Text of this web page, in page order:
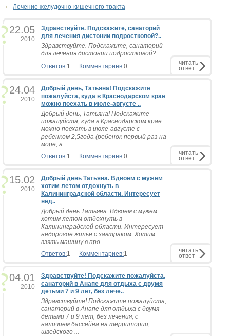
Лечение желудочно-кишечного тракта
22.05
2010
Здравствуйте. Подскажите, санаторий
для лечения дистонии подростковой?..
Здравствуйте. Подскажите, санаторий
для лечения дистонии подростковой?...
Ответов:1 Комментариев:0 читать
ответ
24.04
2010
Добрый день, Татьяна! Подскажите
пожалуйста, куда в Краснодарском крае
можно поехать в июле-августе ..
Добрый день, Татьяна! Подскажите
пожалуйста, куда в Краснодарском крае
можно поехать в июле-августе с
ребенком 2,5года (ребенок первый раз на
море, а ...
Ответов:1 Комментариев:0 читать
ответ
15.02
2010
Добрый день Татьяна. Вдвоем с мужем
хотим летом отдохнуть в
Калининградской области. Интересует
нед..
Добрый день Татьяна. Вдвоем с мужем
хотим летом отдохнуть в
Калининградской области. Интересует
недорогое жилье с завтраком. Хотим
взять машину в про...
Ответов:1 Комментариев:1 читать
ответ
04.01
2010
Здравствуйте! Подскажите пожалуйста,
санаторий в Анапе для отдыха с двумя
детьми 7 и 9 лет, без лече..
Здравствуйте! Подскажите пожалуйста,
санаторий в Анапе для отдыха с двумя
детьми 7 и 9 лет, без лечения, с
наличием бассейна на территории,
шведского ...